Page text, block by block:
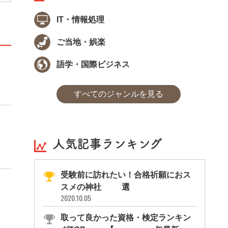
IT・情報処理
ご当地・娯楽
語学・国際ビジネス
すべてのジャンルを見る
人気記事ランキング
受験前に訪れたい！合格祈願におス
スメの神社11選
2020.10.05
取って良かった資格・検定ランキン